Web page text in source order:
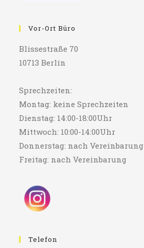
Vor-Ort Büro
Blissestraße 70
10713 Berlin
Sprechzeiten:
Montag: keine Sprechzeiten
Dienstag: 14:00-18:00Uhr
Mittwoch: 10:00-14:00Uhr
Donnerstag: nach Vereinbarung
Freitag: nach Vereinbarung
Telefon